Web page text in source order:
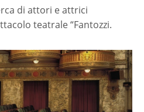
di attori e attrici
teatrale “Fantozzi.